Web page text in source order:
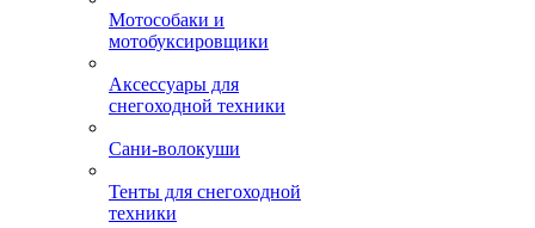
Мотособаки и
мотобуксировщики
Аксессуары для
снегоходной техники
Сани-волокуши
Тенты для снегоходной
техники